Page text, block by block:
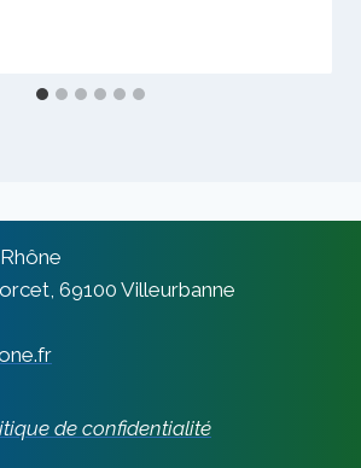
69100 Villeurbanne
de confidentialité